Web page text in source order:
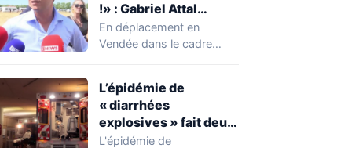
!» : Gabriel Attal
chahuté sur un
campement illégal
En déplacement en
Vendée dans le cadre
occupations…
L’épidémie de
« diarrhées
explosives » fait deux
premiers morts
L'épidémie de